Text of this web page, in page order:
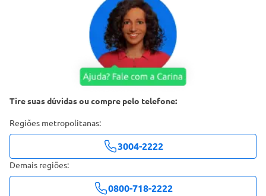
Tire suas dúvidas ou compre pelo telefone:
Regiões metropolitanas:
3004-2222
Demais regiões:
0800-718-2222